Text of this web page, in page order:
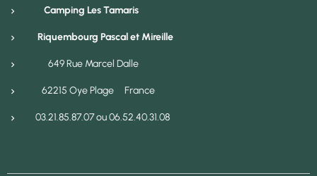
Camping Les Tamaris
Riquembourg Pascal et Mireille
649 Rue Marcel Dalle
62215 Oye Plage France
03.21.85.87.07 ou 06.52.40.31.08